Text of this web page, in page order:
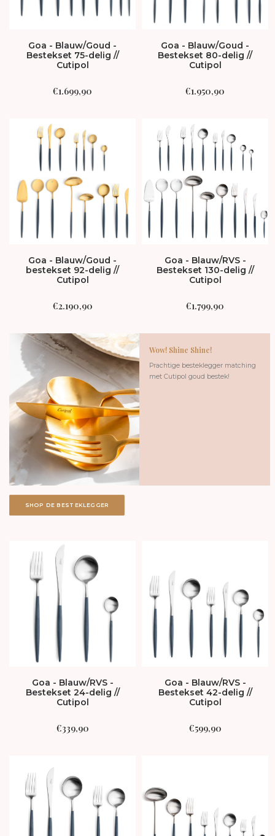
Goa - Blauw/Goud -
Bestekset 75-delig //
Cutipol
€1.699,90
Goa - Blauw/Goud -
Bestekset 80-delig //
Cutipol
€1.950,90
Goa - Blauw/Goud -
bestekset 92-delig //
Cutipol
€2.190,90
Goa - Blauw/RVS -
Bestekset 130-delig //
Cutipol
€1.799,90
Wow! Shine Shine!
Prachtige besteklegger matching
met Cutipol goud bestek!
SHOP DE BESTEKLEGGER
Goa - Blauw/RVS -
Bestekset 24-delig //
Cutipol
€339,90
Goa - Blauw/RVS -
Bestekset 42-delig //
Cutipol
€599,90